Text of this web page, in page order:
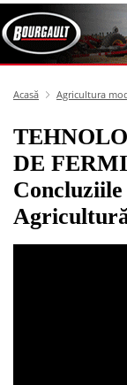
Acasă Agricultura
DE